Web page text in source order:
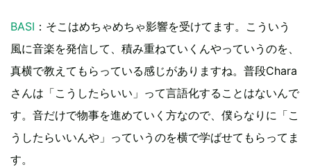
BASI ：そこはめちゃめちゃ影響を受けてます。こういう
風に音楽を発信して、積み重ねていくんやっていうのを、
真横で教えてもらっている感じがありますね。普段Chara
さんは「こうしたらいい」って言語化することはないんで
す。音だけで物事を進めていく方なので、僕らなりに「こ
うしたらいいんや」っていうのを横で学ばせてもらってま
す。